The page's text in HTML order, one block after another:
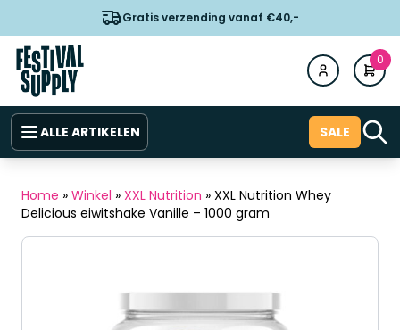
Gratis verzending vanaf €40,-
0
ALLE ARTIKELEN SALE
Home » Winkel » XXL Nutrition » XXL Nutrition Whey
Delicious eiwitshake Vanille – 1000 gram